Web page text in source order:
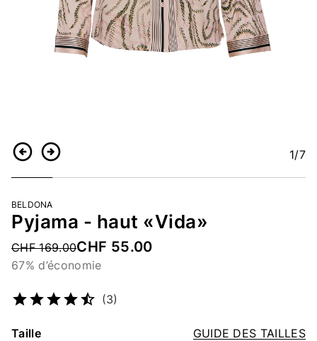
RetourContinuer 1/7
BELDONA
Pyjama - haut «Vida»
Price reduced from
CHF 169.00CHF 55.00
67% d’économie
(3)
GUIDE DES TAILLES
Taille